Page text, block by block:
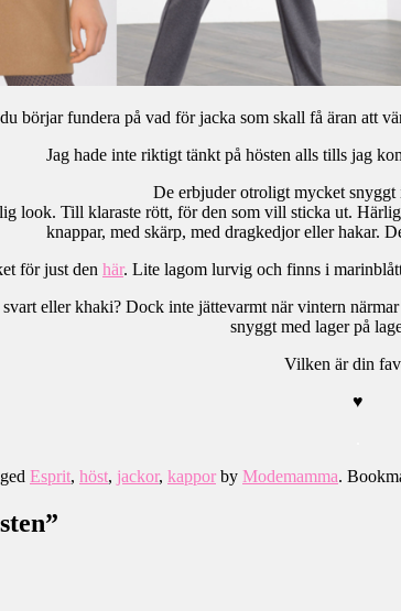
börjar fundera på vad för jacka som skall få äran att
Jag hade inte riktigt tänkt på hösten alls tills jag
De erbjuder otroligt mycket snyggt
look. Till klaraste rött, för den som vill sticka ut.
knappar, med skärp, med dragkedjor eller hakar.
för just den här. Lite lagom lurvig och finns i
eller khaki? Dock inte jättevarmt när vintern
snyggt med lager på
Vilken är din
♥
Esprit, höst, jackor, kappor by Modemamma.
”